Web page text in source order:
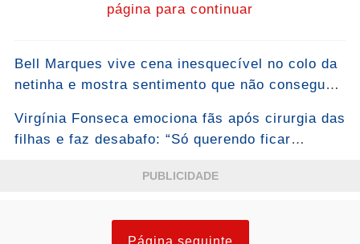
página para continuar
Bell Marques vive cena inesquecível no colo da
netinha e mostra sentimento que não consegue
Virgínia Fonseca emociona fãs após cirurgia das
filhas e faz desabafo: “Só querendo ficar
PUBLICIDADE
Página seguinte